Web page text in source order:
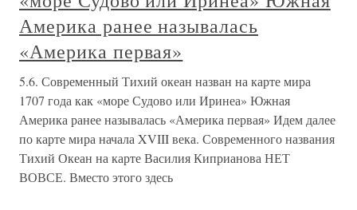
Америка ранее называлась
«Америка первая»
5.6. Современный Тихий океан назван на карте мира
1707 года как «море Судово или Иринеа» Южная
Америка ранее называлась «Америка первая» Идем далее
по карте мира начала XVIII века. Современного названия
Тихий Океан на карте Василия Киприанова НЕТ
ВОВСЕ. Вместо этого здесь